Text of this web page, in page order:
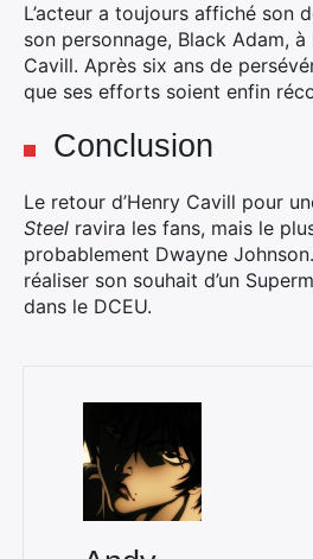
L’acteur a toujours affiché son
son personnage, Black Adam, à
Cavill. Après six ans de
que ses efforts soient enfin
Conclusion
Le retour d’Henry Cavill pour
Steel ravira les fans, mais le
probablement Dwayne
réaliser son souhait d’un
dans le DCEU.